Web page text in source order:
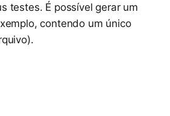
testes. É possível gerar um
contendo um único